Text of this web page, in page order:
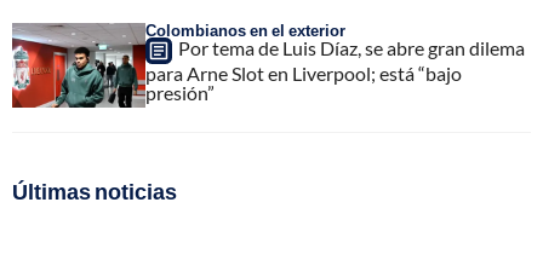
Colombianos en el exterior
Por tema de Luis Díaz, se abre gran dilema
para Arne Slot en Liverpool; está “bajo
presión”
Últimas noticias